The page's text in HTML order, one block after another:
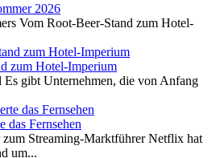
2026
Vom Root-Beer-Stand zum Hotel-
zum Hotel-Imperium
gibt Unternehmen, die von Anfang
das Fernsehen
Streaming-Marktführer Netflix hat
um...